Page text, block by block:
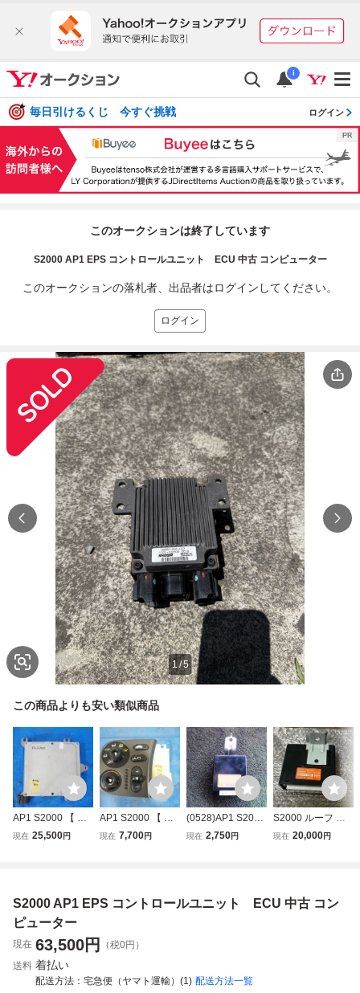
i
毎日引けるくじ 今すぐ挑戦 ログイン
このオークションは終了しています
S2000 AP1 EPS コントロールユニット ECU 中古 コンピューター
このオークションの落札者、出品者はログインしてください。
ログイン
1/5
この商品よりも安い類似商品
AP1 S2000 【 エ
ンジンコンピュー
F22C typeV typeS
VTEC AP2 A19-9
現在 25,500円
AP1 S2000 【 エ
アコンコントロー
peS VTEC AP2 A
現在 7,700円
(0528)AP1 S2000
ドアロックコント
現在 2,750円
S2000 ルーフ コ
ントロール リレー
現在 20,000円
S2000 AP1 EPS コントロールユニット ECU 中古 コン
ピューター
現在 63,500円
（税0円）
送料 着払い
配送方法 宅急便（ヤマト運輸）(1) 配送方法一覧